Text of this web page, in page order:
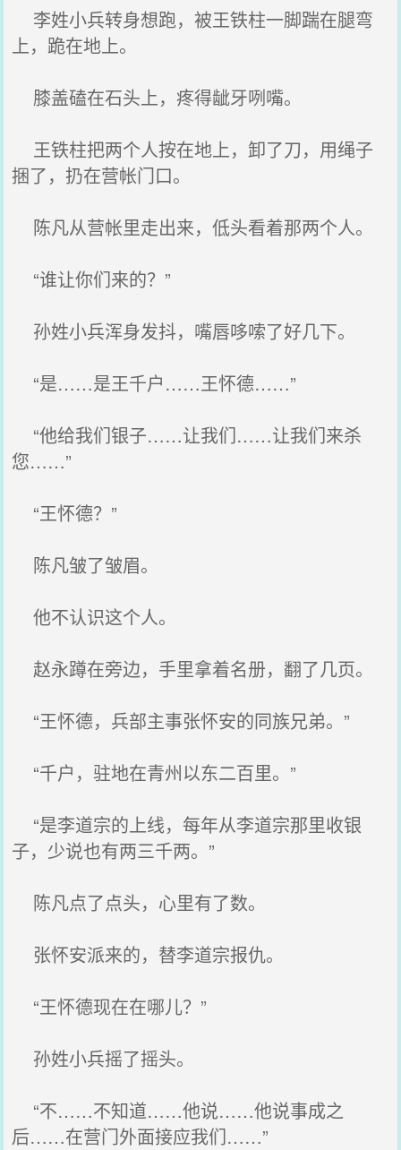
李姓小兵转身想跑，被王铁柱一脚踹在腿弯
上，跪在地上。
膝盖磕在石头上，疼得龇牙咧嘴。
王铁柱把两个人按在地上，卸了刀，用绳子
捆了，扔在营帐门口。
陈凡从营帐里走出来，低头看着那两个人。
“谁让你们来的？”
孙姓小兵浑身发抖，嘴唇哆嗦了好几下。
“是……是王千户……王怀德……”
“他给我们银子……让我们……让我们来杀
您……”
“王怀德？”
陈凡皱了皱眉。
他不认识这个人。
赵永蹲在旁边，手里拿着名册，翻了几页。
“王怀德，兵部主事张怀安的同族兄弟。”
“千户，驻地在青州以东二百里。”
“是李道宗的上线，每年从李道宗那里收银
子，少说也有两三千两。”
陈凡点了点头，心里有了数。
张怀安派来的，替李道宗报仇。
“王怀德现在在哪儿？”
孙姓小兵摇了摇头。
“不……不知道……他说……他说事成之
后……在营门外面接应我们……”